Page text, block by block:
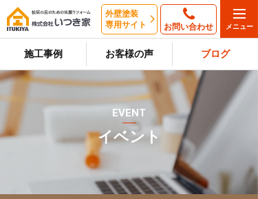
外壁塗装
専用サイト
お問い合わせ
施工事例 お客様の声 ブログ
EVENT
イベント